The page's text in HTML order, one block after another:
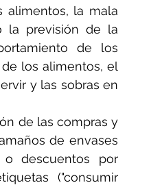
alimentos, la mala
la previsión de la
de los
los alimentos, el
y las sobras en
de las compras y
de envases
o descuentos por
("consumir